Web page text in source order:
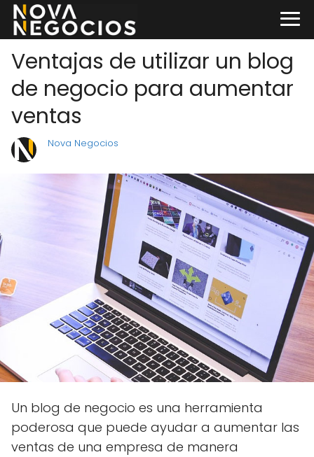
Ventajas de utilizar un blog
de negocio para aumentar
ventas
Nova Negocios
Un blog de negocio es una herramienta
poderosa que puede ayudar a aumentar las
ventas de una empresa de manera